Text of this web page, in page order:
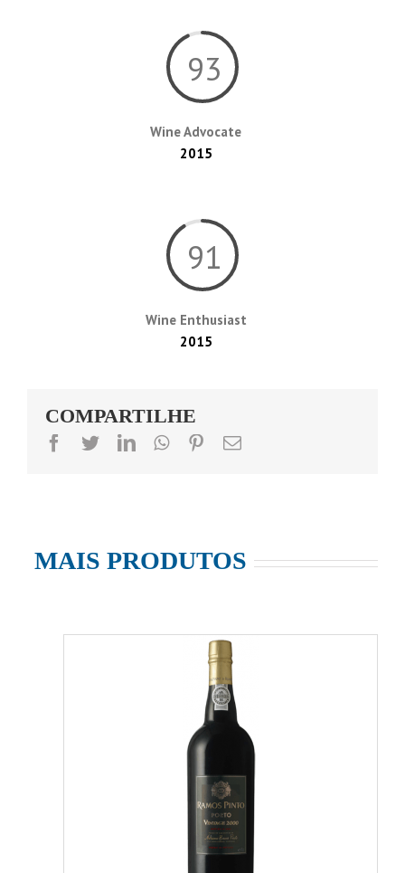
93
Wine Advocate
2015
91
Wine Enthusiast
2015
COMPARTILHE
facebook
twitterlinkedinwhatsapppinterestEmail
MAIS PRODUTOS